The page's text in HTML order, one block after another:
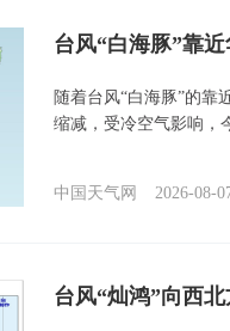
台风“白海豚”靠
随着台风“白海豚”的靠
缩减，受冷空气影响，
中国天气网 2026-08-
台风“灿鸿”向西